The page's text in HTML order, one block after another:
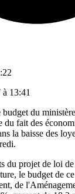
13:41
du
du fait des
la baisse des
du projet de loi
le budget de
de